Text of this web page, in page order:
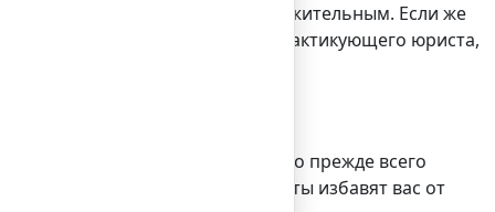
принято, и оно будет положительным. Если же
Вот почему участие практикующего юриста,
различные факторы, однако прежде всего
рублей. За эту сумму юристы избавят вас от